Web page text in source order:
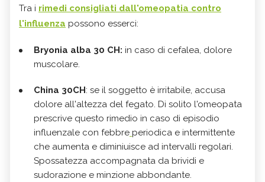
Tra i rimedi consigliati dall'omeopatia contro
l'influenza possono esserci:
Bryonia alba 30 CH: in caso di cefalea, dolore
muscolare.
China 30CH: se il soggetto è irritabile, accusa
dolore all'altezza del fegato. Di solito l'omeopata
prescrive questo rimedio in caso di episodio
influenzale con febbre periodica e intermittente
che aumenta e diminiuisce ad intervalli regolari.
Spossatezza accompagnata da brividi e
sudorazione e minzione abbondante.